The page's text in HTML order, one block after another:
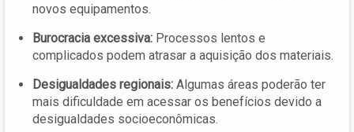
novos equipamentos.
Burocracia excessiva: Processos lentos e
complicados podem atrasar a aquisição dos materiais.
Desigualdades regionais: Algumas áreas poderão ter
mais dificuldade em acessar os benefícios devido a
desigualdades socioeconômicas.